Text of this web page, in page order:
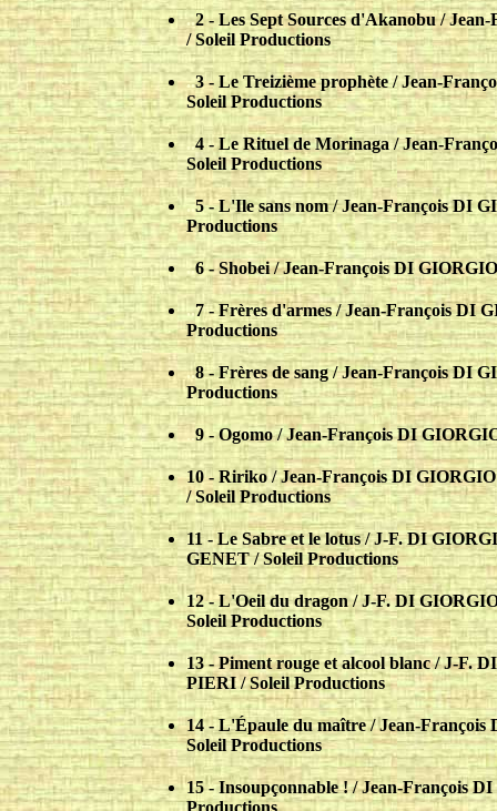
..2 - Les Sept Sources d'Akanobu /
/ Soleil Productions
..3 - Le Treizième prophète / Jean-
Soleil Productions
..4 - Le Rituel de Morinaga / Jean-
Soleil Productions
..5 - L'Ile sans nom / Jean-François DI
Productions
..6 - Shobei / Jean-François DI
..7 - Frères d'armes / Jean-François DI
Productions
..8 - Frères de sang / Jean-François DI
Productions
..9 - Ogomo / Jean-François DI
10 - Ririko / Jean-François DI
/ Soleil Productions
11 - Le Sabre et le lotus / J-F. DI
GENET / Soleil Productions
12 - L'Oeil du dragon / J-F. DI
Soleil Productions
13 - Piment rouge et alcool blanc / J-F.
PIERI / Soleil Productions
14 - L'Épaule du maître / Jean-
Soleil Productions
15 - Insoupçonnable ! / Jean-François
Productions